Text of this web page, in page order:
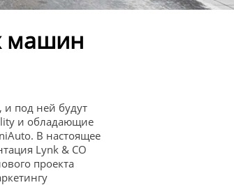
машин
и под ней будут
и обладающие
В настоящее
Lynk & CO
проекта